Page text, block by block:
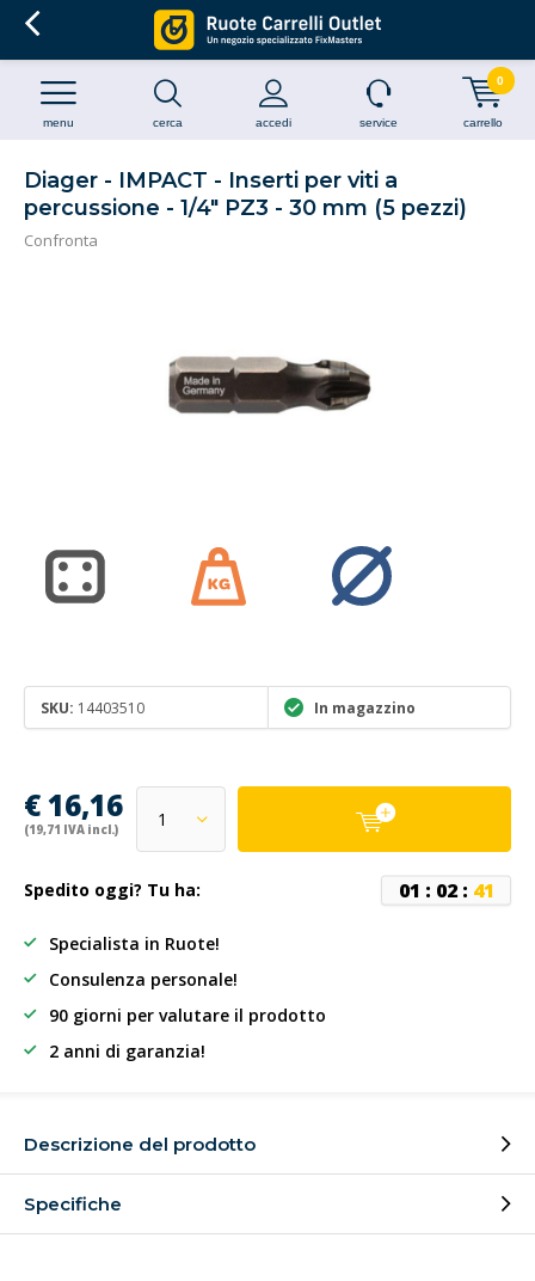
cerca accedi
menu service carrello
0
Diager - IMPACT - Inserti per viti a
percussione - 1/4" PZ3 - 30 mm (5 pezzi)
Confronta
SKU: 14403510 In magazzino
€ 16,16
(19,71 IVA incl.)
Spedito oggi? Tu ha: 01 : 02: 41
Specialista in Ruote!
Consulenza personale!
90 giorni per valutare il prodotto
2 anni di garanzia!
Descrizione del prodotto
Specifiche